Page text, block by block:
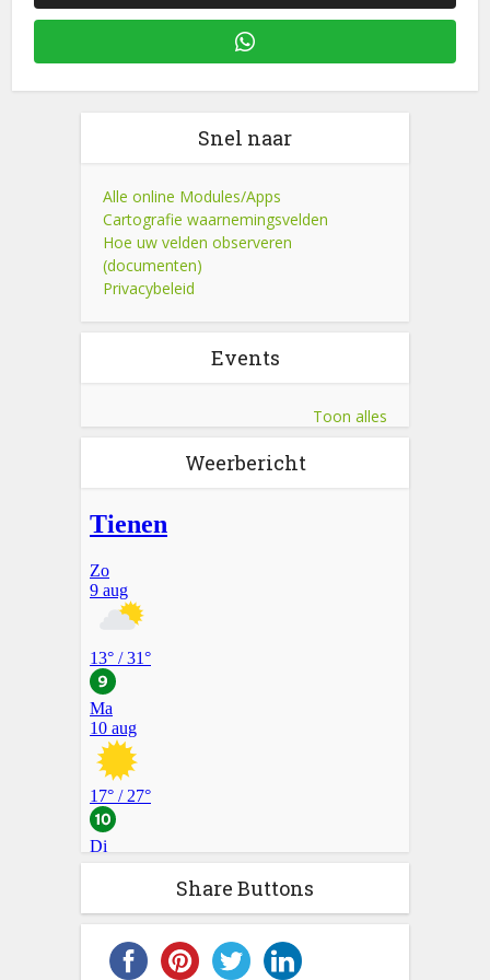
Snel naar
Alle online Modules/Apps
Cartografie waarnemingsvelden
Hoe uw velden observeren
(documenten)
Privacybeleid
Events
Toon alles
Weerbericht
Share Buttons